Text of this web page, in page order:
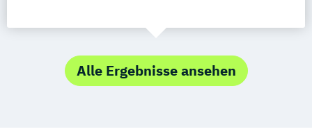
Alle Ergebnisse ansehen